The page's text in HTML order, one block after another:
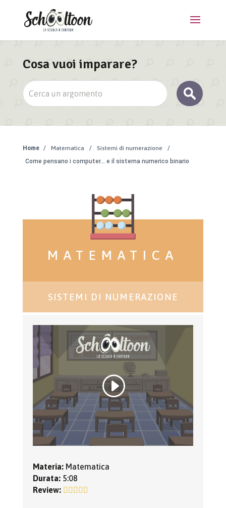
Cosa vuoi imparare?
Home / Matematica / Sistemi di numerazione
/
Come pensano i computer… e il sistema numerico binario
MATEMATICA
SISTEMI DI NUMERAZIONE
Materia:Matematica
Durata:5:08
Review: